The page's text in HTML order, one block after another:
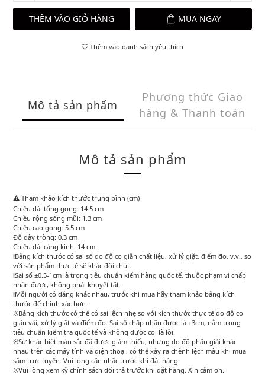
THÊM VÀO GIỎ HÀNG MUA NGAY
Thêm vào danh sách yêu thích
Mô tả sản phẩm
Phương thức Giao
hàng & Thanh toán
Mô tả sản phẩm
⚠️ Tham khảo kích thước trung bình (cm)
Chiều dài tổng gọng: 14.5 cm
Chiều rộng sống mũi: 1.3 cm
Chiều cao gọng: 5.5 cm
Độ dày tròng: 0.3 cm
Chiều dài càng kính: 14 cm
❕Bảng kích thước có sai số do độ co giãn chất liệu, xử lý giặt, điểm đo, v.v., so
với sản phẩm thực tế sẽ khác đôi chút.
❕Sai số ±0.5-1cm là trong tiêu chuẩn kiểm hàng quốc tế, thuộc phạm vi chấp
nhận được, không phải khuyết tật.
❕Mỗi người có dáng khác nhau, trước khi mua hãy tham khảo bảng kích
thước để chính xác hơn.
※Bảng kích thước có thể có sai lệch nhẹ so với kích thước thực tế do độ co
giãn vải, xử lý giặt và điểm đo. Sai số chấp nhận được là ±3cm, nằm trong
tiêu chuẩn kiểm tra quốc tế và không được coi là lỗi.
※Sự khác biệt màu sắc đã được giảm thiểu, nhưng do độ phân giải khác
nhau trên các máy tính và điện thoại, có thể xảy ra chênh lệch màu khi mua
sắm trực tuyến. Vui lòng cân nhắc trước khi đặt hàng.
※Vui lòng xem kỹ chính sách đổi trả trước khi đặt hàng. Xin cảm ơn.